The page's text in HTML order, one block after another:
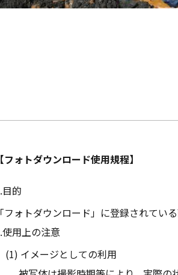
【フォトダウンロード使用規程】
目的
「フォトダウンロード」に登録されてい
使用上の注意
イメージとしての利用